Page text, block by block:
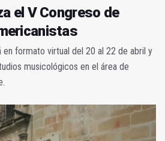
el V Congreso de
en formato virtual del 20 al 22 de abril y
musicológicos en el área de